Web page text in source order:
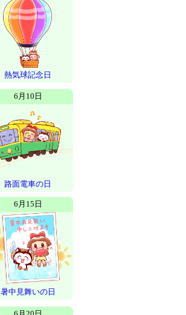
熱気球記念日
6月10日
路面電車の日
6月15日
暑中見舞いの日